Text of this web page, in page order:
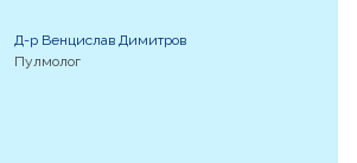
Д-р Венцислав Димитров
Пулмолог